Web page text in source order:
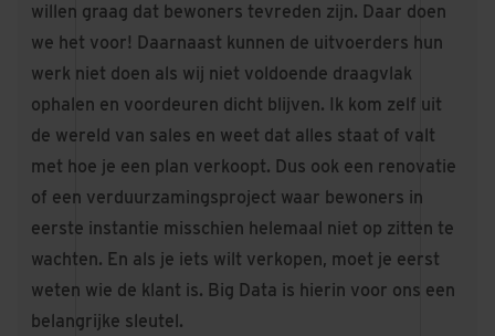
willen graag dat bewoners tevreden zijn. Daar doen
we het voor! Daarnaast kunnen de uitvoerders hun
werk niet doen als wij niet voldoende draagvlak
ophalen en voordeuren dicht blijven. Ik kom zelf uit
de wereld van sales en weet dat alles staat of valt
met hoe je een plan verkoopt. Dus ook een renovatie
of een verduurzamingsproject waar bewoners in
eerste instantie misschien helemaal niet op zitten te
wachten. En als je iets wilt verkopen, moet je eerst
weten wie de klant is. Big Data is hierin voor ons een
belangrijke sleutel.